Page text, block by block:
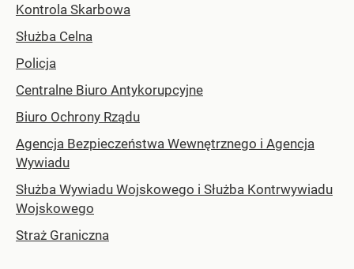
Kontrola Skarbowa
Służba Celna
Policja
Centralne Biuro Antykorupcyjne
Biuro Ochrony Rządu
Agencja Bezpieczeństwa Wewnętrznego i Agencja
Wywiadu
Służba Wywiadu Wojskowego i Służba Kontrwywiadu
Wojskowego
Straż Graniczna